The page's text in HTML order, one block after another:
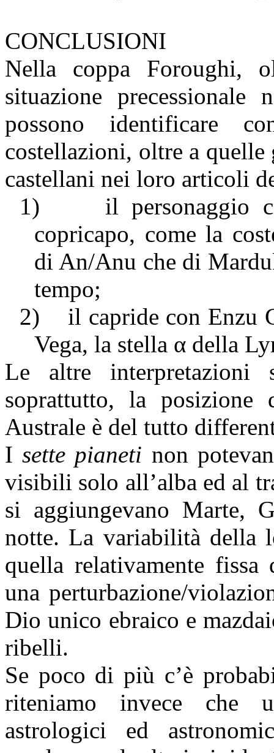
CONCLUSIONI
Nella coppa Foroughi,
situazione
possono identificare
costellazioni, oltre a quelle
castellani nei loro articoli
1)
il personaggio
copricapo, come la
di An/Anu che di
tempo;
2)
il capride con Enzu
Vega, la stella α della
Le altre interpretazioni
soprattutto, la
Australe è del tutto
Isette pianeti non
visibili solo all’alba ed al
si aggiungevano Marte,
notte. La variabilità della
quella relativamente
una perturbazione/
Dio unico ebraico e
ribelli.
Se poco di più c’è
riteniamo invece che
astrologici ed